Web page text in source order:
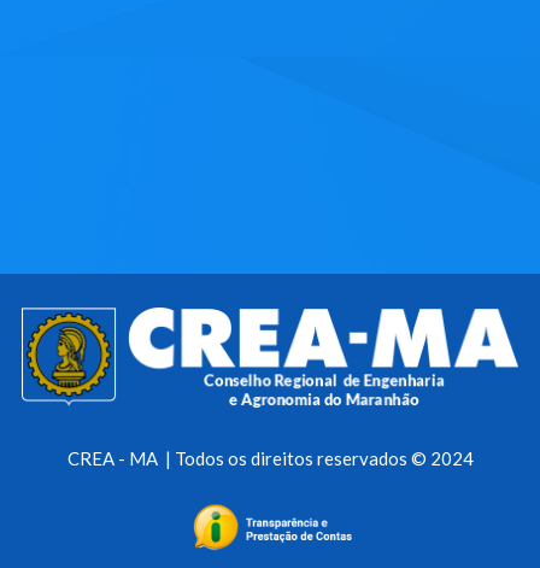
CREA - MA | Todos os direitos reservados © 2024